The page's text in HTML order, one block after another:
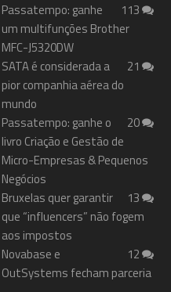
113
Passatempo: ganhe
um multifunções Brother
MFC-J5320DW
21
SATA é considerada a
pior companhia aérea do
mundo
20
Passatempo: ganhe o
livro Criação e Gestão de
Micro-Empresas & Pequenos
Negócios
13
Bruxelas quer garantir
que “influencers” não fogem
aos impostos
12
Novabase e
OutSystems fecham parceria